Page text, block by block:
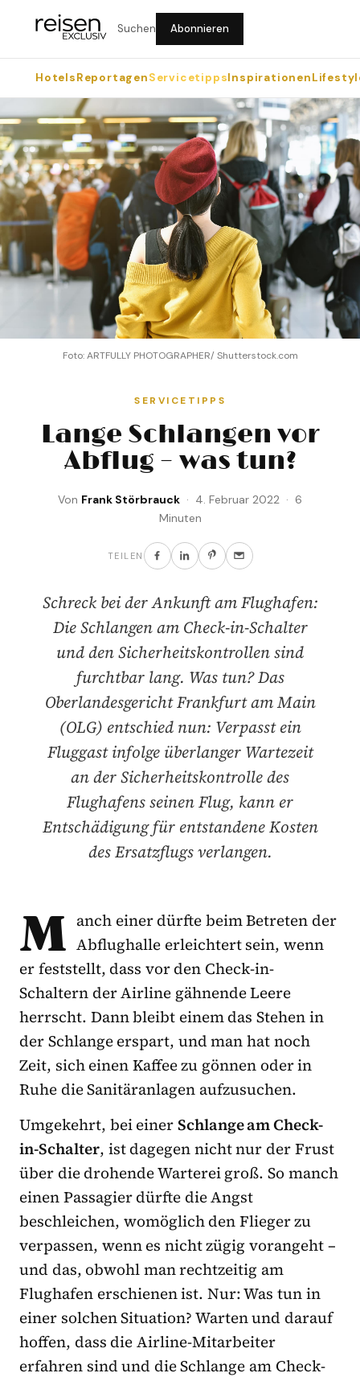
Suchen Abonnieren
HotelsReportagenServicetippsInspirationen
Foto: ARTFULLY PHOTOGRAPHER/ Shutterstock.com
SERVICETIPPS
Lange Schlangen vor
Abflug – was tun?
Von Frank Störbrauck · 4. Februar 2022 · 6
Minuten
TEILEN
Schreck bei der Ankunft am Flughafen:
Die Schlangen am Check-in-Schalter
und den Sicherheitskontrollen sind
furchtbar lang. Was tun? Das
Oberlandesgericht Frankfurt am Main
(OLG) entschied nun: Verpasst ein
Fluggast infolge überlanger Wartezeit
an der Sicherheitskontrolle des
Flughafens seinen Flug, kann er
Entschädigung für entstandene Kosten
des Ersatzflugs verlangen.
M anch einer dürfte beim Betreten der
Abflughalle erleichtert sein, wenn
er feststellt, dass vor den Check-in-
Schaltern der Airline gähnende Leere
herrscht. Dann bleibt einem das Stehen in
der Schlange erspart, und man hat noch
Zeit, sich einen Kaffee zu gönnen oder in
Ruhe die Sanitäranlagen aufzusuchen.
Umgekehrt, bei einerSchlange am Check-
in-Schalter, ist dagegen nicht nur der Frust
über die drohende Warterei groß. So manch
einen Passagier dürfte die Angst
beschleichen, womöglich den Flieger zu
verpassen, wenn es nicht zügig vorangeht –
und das, obwohl man rechtzeitig am
Flughafen erschienen ist. Nur: Was tun in
einer solchen Situation? Warten und darauf
hoffen, dass die Airline-Mitarbeiter
erfahren sind und die Schlange am Check-